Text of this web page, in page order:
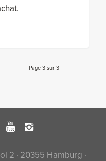
Page 3 sur 3
2 · 20355 Hamburg ·